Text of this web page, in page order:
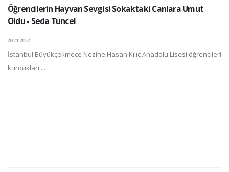
Öğrencilerin Hayvan Sevgisi Sokaktaki Canlara Umut
Oldu - Seda Tuncel
20.01.2022
İstanbul Büyükçekmece Nezihe Hasan Kılıç Anadolu Lisesi öğrencileri
kurdukları ...